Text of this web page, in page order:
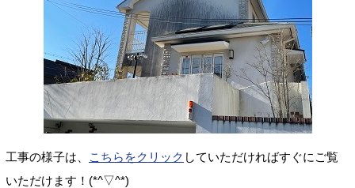
工事の様子は、 こちらをクリック していただければすぐにご覧
いただけます！(*^▽^*)